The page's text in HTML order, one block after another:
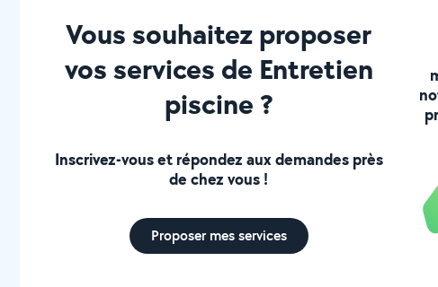
Vous souhaitez proposer
vos services de Entretien
piscine ?
Inscrivez-vous et répondez aux demandes près
de chez vous !
Proposer mes services